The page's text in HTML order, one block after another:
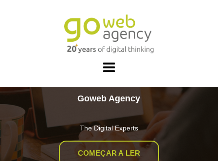
Goweb Agency
The Digital Experts
COMEÇAR A LER